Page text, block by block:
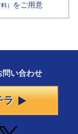
） をご用意
問い合わせ
ラ